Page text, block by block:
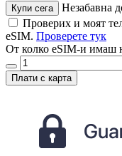
Купи сега
Незабавна
Проверих и моят
eSIM. Проверете тук
От колко eSIM-и имаш
Плати с карта